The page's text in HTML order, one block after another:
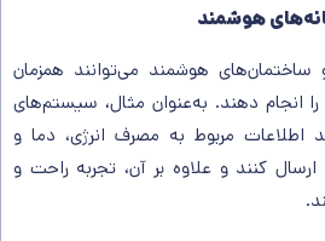
را انجام دهند. به‌عنوان مثال، سیستم‌های
اطلاعات مربوط به مصرف انرژی، دما و
کنند و علاوه بر آن، تجربه راحت و